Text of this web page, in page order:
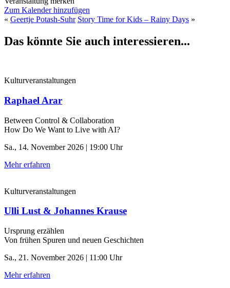
Zum Kalender hinzufügen
« Geertje Potash-Suhr Story Time for Kids – Rainy Days »
Das könnte Sie auch interessieren...
Kulturveranstaltungen
Raphael Arar
Between Control & ­Collaboration
How Do We Want to Live with AI?
Sa., 14. November 2026 | 19:00 Uhr
Mehr erfahren
Kulturveranstaltungen
Ulli Lust & Johannes Krause
Ursprung erzählen
Von frühen Spuren und neuen Geschichten
Sa., 21. November 2026 | 11:00 Uhr
Mehr erfahren